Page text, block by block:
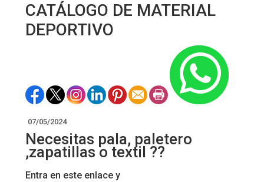
CATÁLOGO DE MATERIAL
DEPORTIVO
07/05/2024
Necesitas pala, paletero
,zapatillas o textil ??
Entra en este enlace y